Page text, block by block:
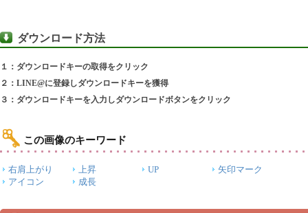
ダウンロード方法
１：ダウンロードキーの取得をクリック
２：LINE@に登録しダウンロードキーを獲得
３：ダウンロードキーを入力しダウンロードボタンをクリック
この画像のキーワード
右肩上がり 上昇 UP
矢印マーク
アイコン
成長